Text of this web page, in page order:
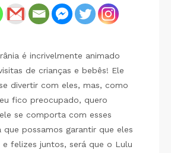
é incrivelmente animado
de crianças e bebês! Ele
divertir com eles, mas, como
fico preocupado, quero
se comporta com esses
que possamos garantir que eles
e felizes juntos, será que o Lulu